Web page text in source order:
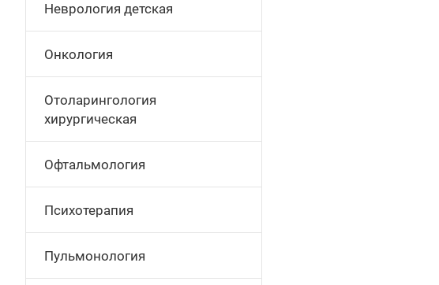
Неврология детская
Онкология
Отоларингология
хирургическая
Офтальмология
Психотерапия
Пульмонология